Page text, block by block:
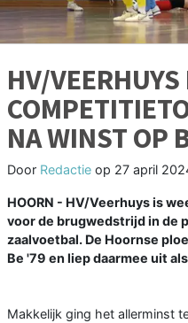
HV/VEERHUYS
NA WINST OP
Door Redactie op 27 april
HOORN - HV/Veerhuys is
voor de brugwedstrijd in de
zaalvoetbal. De Hoornse
Be '79 en liep daarmee uit
Makkelijk ging het allerminst